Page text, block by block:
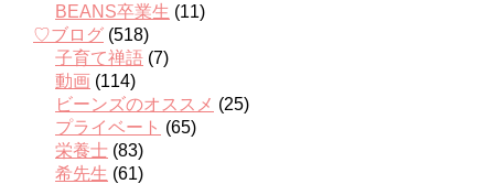
BEANS卒業生 (11)
♡ブログ (518)
子育て禅語 (7)
動画 (114)
ビーンズのオススメ (25)
プライベート (65)
栄養士 (83)
希先生 (61)